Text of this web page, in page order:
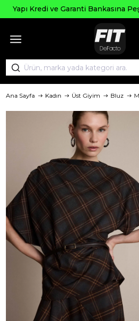
Kredi ve Garanti Bankasına Peşin
Ana Sayfa Kadın Üst Giyim Bluz